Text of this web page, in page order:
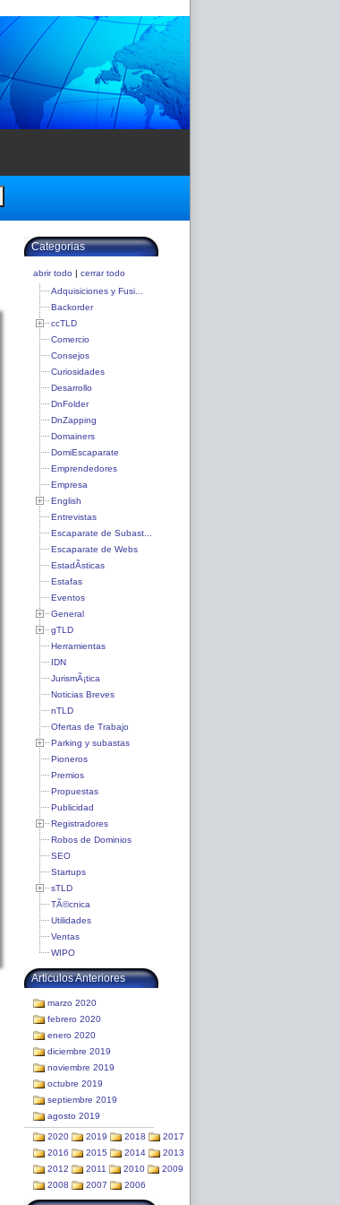
Categorias
abrir todo | cerrar todo
Adquisiciones y Fusi...
Backorder
ccTLD
Comercio
Consejos
Curiosidades
Desarrollo
DnFolder
DnZapping
Domainers
DomiEscaparate
Emprendedores
Empresa
English
Entrevistas
Escaparate de Subast...
Escaparate de Webs
EstadÃ­sticas
Estafas
Eventos
General
gTLD
Herramientas
IDN
JurismÃ¡tica
Noticias Breves
nTLD
Ofertas de Trabajo
Parking y subastas
Pioneros
Premios
Propuestas
Publicidad
Registradores
Robos de Dominios
SEO
Startups
sTLD
TÃ©cnica
Utilidades
Ventas
WIPO
Articulos Anteriores
marzo 2020
febrero 2020
enero 2020
diciembre 2019
noviembre 2019
octubre 2019
septiembre 2019
agosto 2019
2020 2019 2018
2017
2016
2015 2014
2013
2012
2011 2010
2009
2008
2007 2006